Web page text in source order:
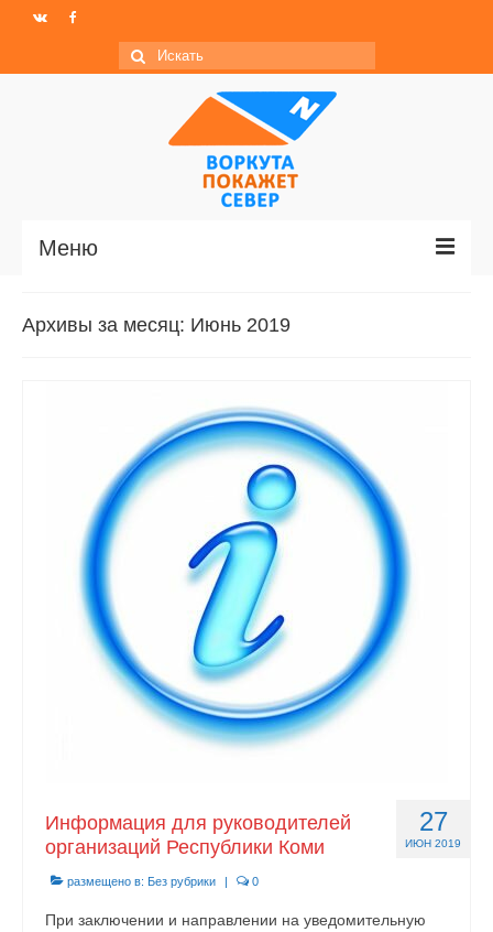
Искать:
Меню
Базы отдыха
О центре
Контакты
Архивы за месяц: Июнь 2019
27
ИЮН 2019
Информация для руководителей
организаций Республики Коми
размещено в: Без рубрики | 0
При заключении и направлении на уведомительную